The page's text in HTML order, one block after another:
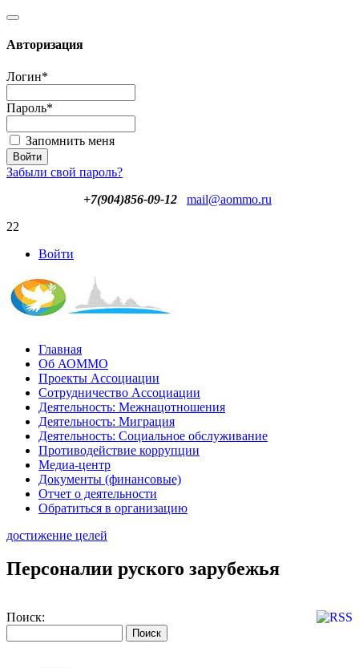
Авторизация
Логин*
Пароль*
Запомнить меня
Забыли свой пароль?
+7(904)856-09-12
mail@aommo.ru
22
Войти
Главная
Об АОММО
Проекты Ассоциации
Сотрудничество Ассоциации
Деятельность: Межнацотношения
Деятельность: Миграция
Деятельность: Социальное обслуживание
Противодействие коррупции
Медиа-центр
Документы (финансовые)
Отчет о деятельности
Обратиться в организацию
достижение целей
Персоналии руского зарубежья
Поиск: